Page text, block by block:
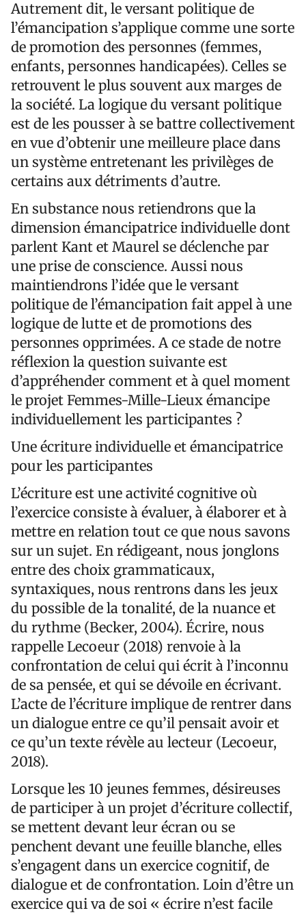
Autrement dit, le versant politique de
l’émancipation s’applique comme une sorte
de promotion des personnes (femmes,
enfants, personnes handicapées). Celles se
retrouvent le plus souvent aux marges de
la société. La logique du versant politique
est de les pousser à se battre collectivement
en vue d’obtenir une meilleure place dans
un système entretenant les privilèges de
certains aux détriments d’autre.
En substance nous retiendrons que la
dimension émancipatrice individuelle dont
parlent Kant et Maurel se déclenche par
une prise de conscience. Aussi nous
maintiendrons l’idée que le versant
politique de l’émancipation fait appel à une
logique de lutte et de promotions des
personnes opprimées. A ce stade de notre
réflexion la question suivante est
d’appréhender comment et à quel moment
le projet Femmes-Mille-Lieux émancipe
individuellement les participantes ?
Une écriture individuelle et émancipatrice
pour les participantes
L’écriture est une activité cognitive où
l’exercice consiste à évaluer, à élaborer et à
mettre en relation tout ce que nous savons
sur un sujet. En rédigeant, nous jonglons
entre des choix grammaticaux,
syntaxiques, nous rentrons dans les jeux
du possible de la tonalité, de la nuance et
du rythme (Becker, 2004). Écrire, nous
rappelle Lecoeur (2018) renvoie à la
confrontation de celui qui écrit à l’inconnu
de sa pensée, et qui se dévoile en écrivant.
L’acte de l’écriture implique de rentrer dans
un dialogue entre ce qu’il pensait avoir et
ce qu’un texte révèle au lecteur (Lecoeur,
2018).
Lorsque les 10 jeunes femmes, désireuses
de participer à un projet d’écriture collectif,
se mettent devant leur écran ou se
penchent devant une feuille blanche, elles
s’engagent dans un exercice cognitif, de
dialogue et de confrontation. Loin d’être un
exercice qui va de soi « écrire n’est facile